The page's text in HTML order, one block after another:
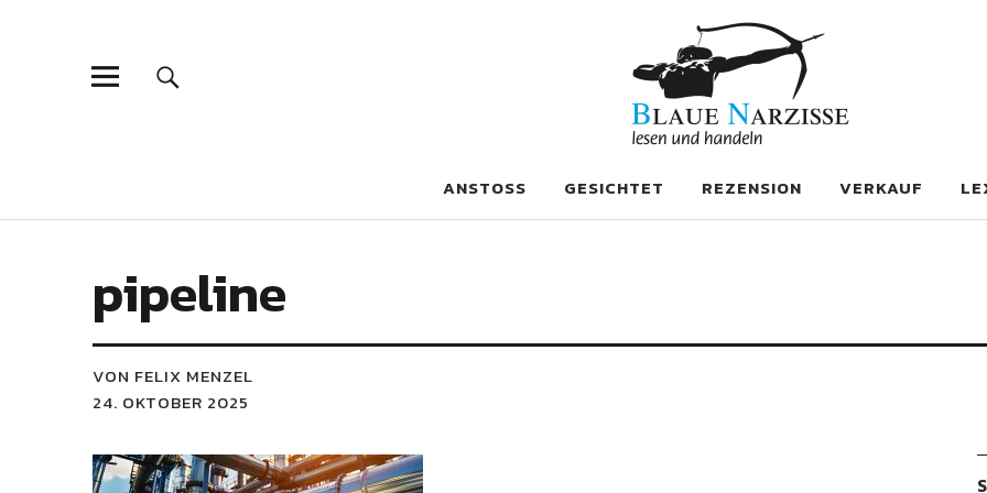
Blaue Narzisse
ANSTOSS GESICHTET REZENSION VERKAUF
pipeline
VON FELIX MENZEL
24. OKTOBER 2025